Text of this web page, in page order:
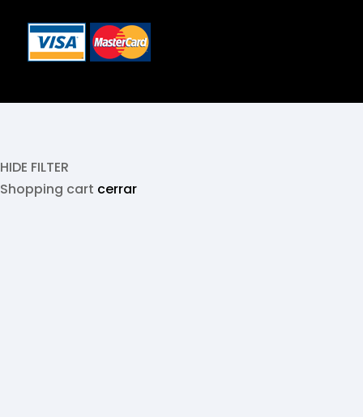
HIDE FILTER
Shopping cart cerrar